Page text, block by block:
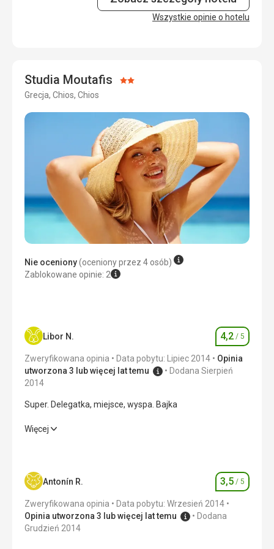
5,0/ 5
Wszystkie opinie o hotelu
Studia Moutafis Ocena:
Grecja, Chios, Chios
Nie oceniony(oceniony przez 4 osób)
Zablokowane opinie: 2
Libor N. Ocena
4,2 / 5
Zweryfikowana opinia Data pobytu: Lipiec 2014
Opinia
utworzona 3 lub więcej lat temu
Dodana Sierpień
2014
Super. Delegatka, miejsce, wyspa. Bajka
Super. Delegatka, miejsce, wyspa. Bajka
Zakwaterowanie 4,0/ 5
Okolica 4,0
Usługi
Więcej
Antonín R. Ocena
3,5 / 5
Zweryfikowana opinia
Data pobytu: Wrzesień 2014
Opinia utworzona 3 lub więcej lat temu
Dodana
Grudzień 2014